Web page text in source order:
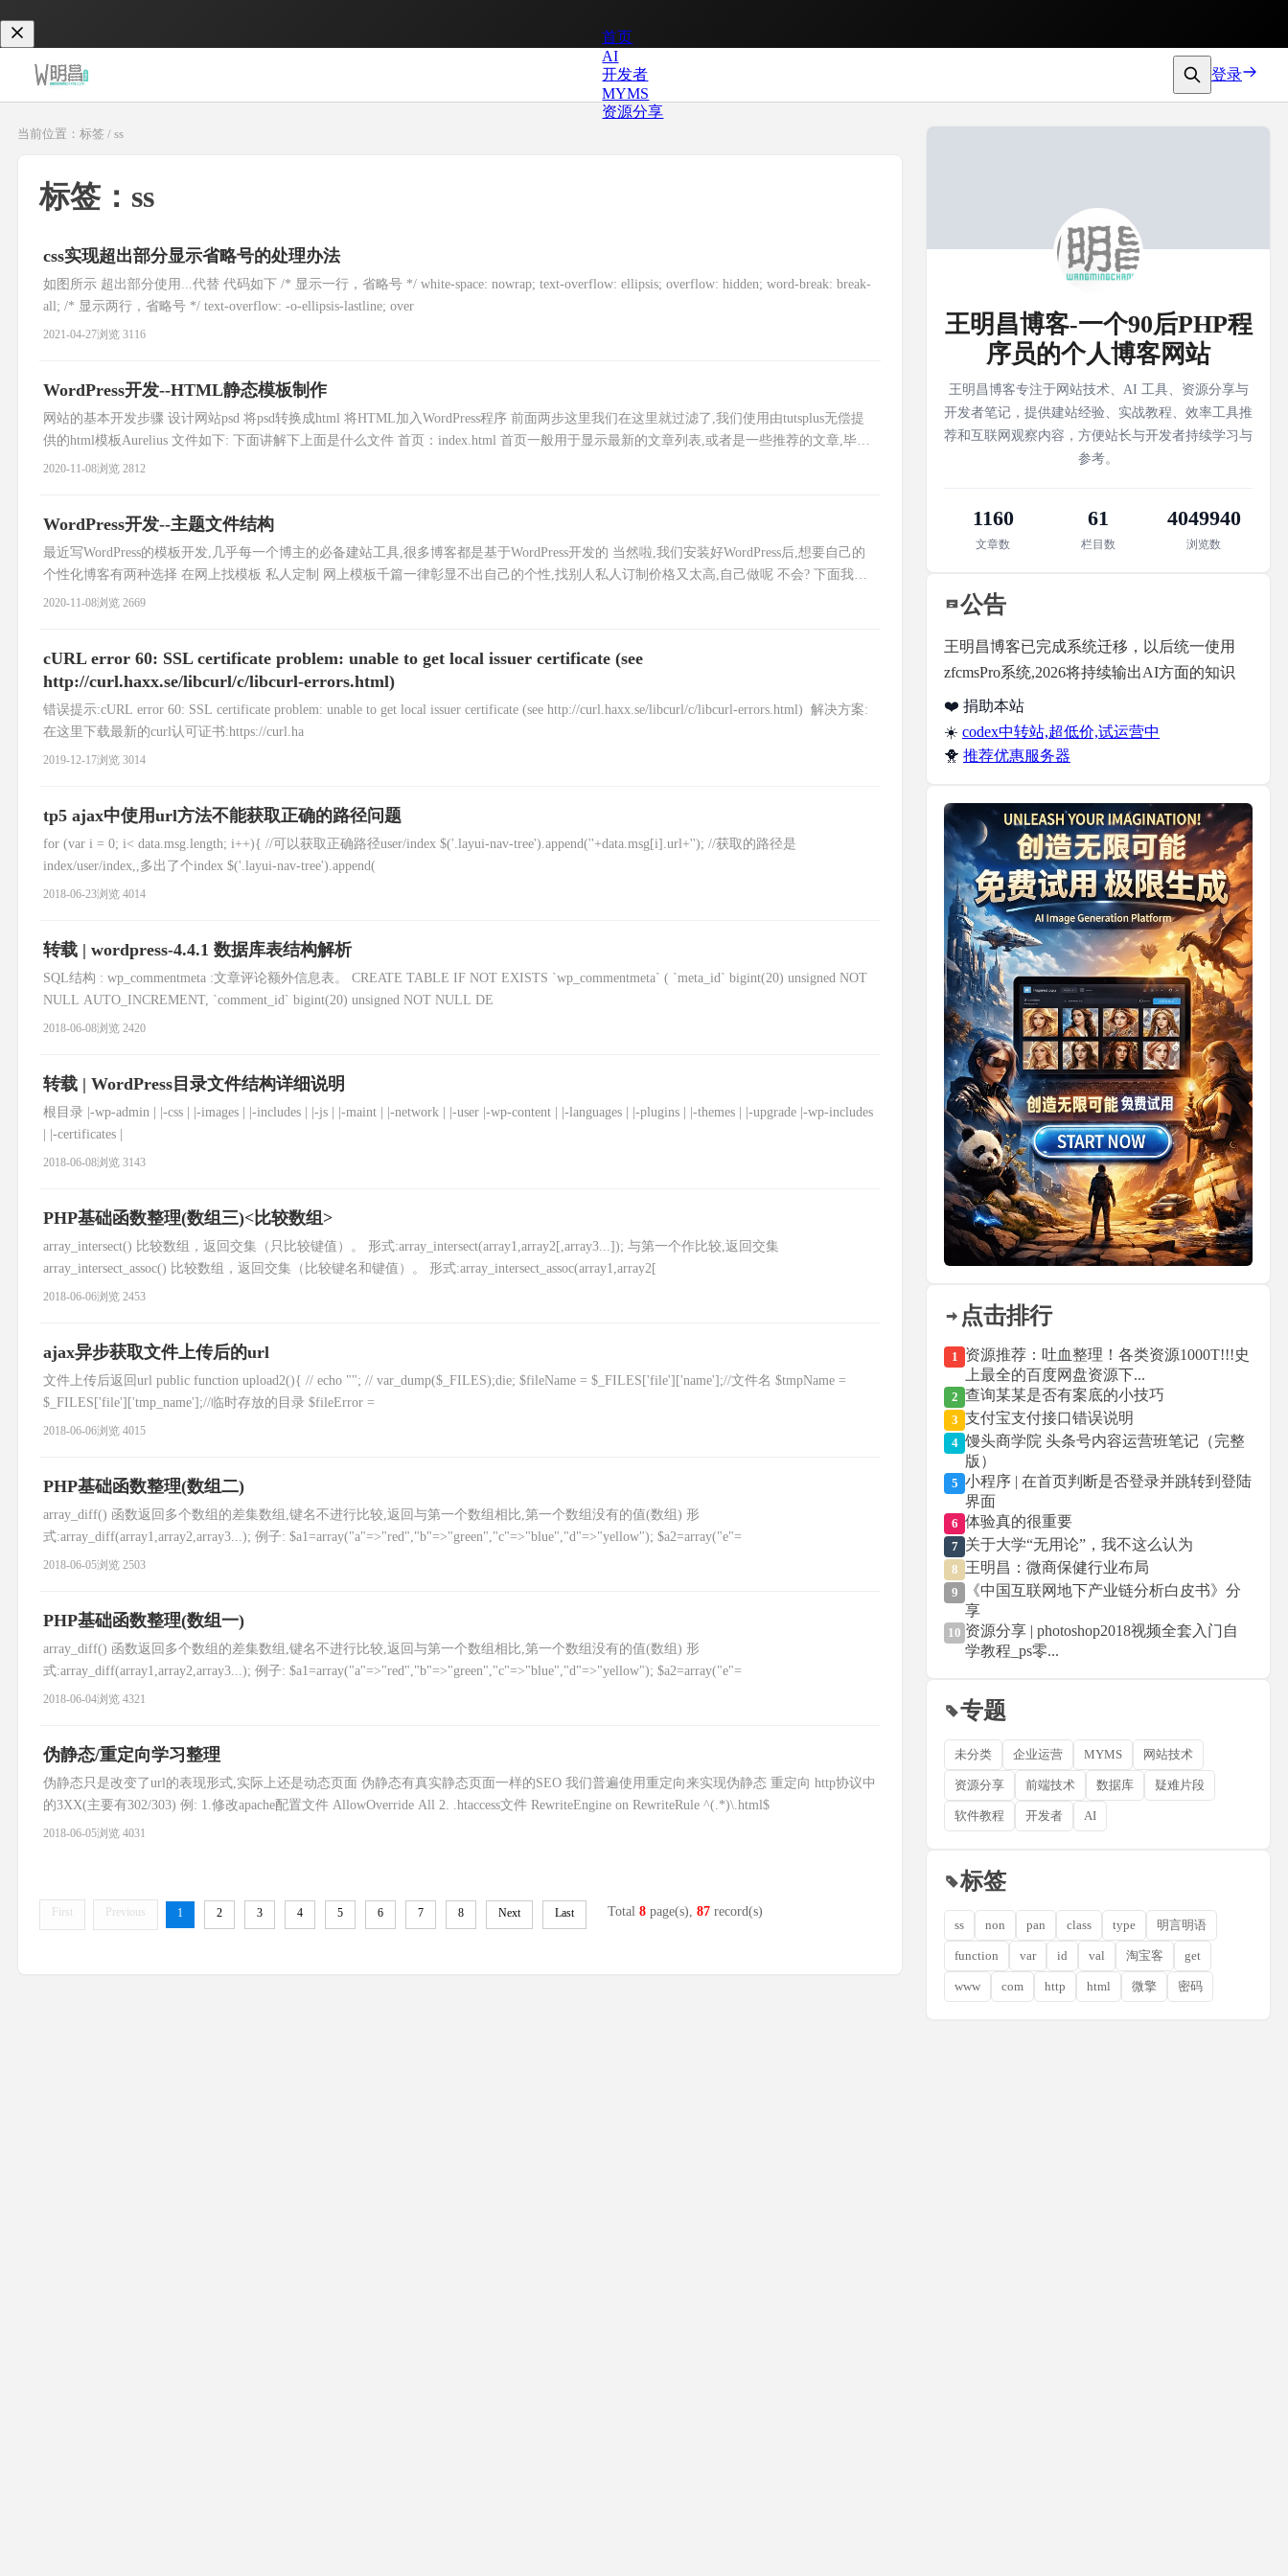
首页
AI
开发者
MYMS
资源分享
登录
当前位置：标签 / ss
标签：ss
css实现超出部分显示省略号的处理办法
如图所示 超出部分使用...代替 代码如下 /* 显示一行，省略号 */ white-space: nowrap; text-overflow: ellipsis; overflow: hidden; word-break: break-
all; /* 显示两行，省略号 */ text-overflow: -o-ellipsis-lastline; over
2021-04-27浏览 3116
WordPress开发--HTML静态模板制作
网站的基本开发步骤 设计网站psd 将psd转换成html 将HTML加入WordPress程序 前面两步这里我们在这里就过滤了,我们使用由tutsplus无偿提
供的html模板Aurelius 文件如下: 下面讲解下上面是什么文件 首页：index.html 首页一般用于显示最新的文章列表,或者是一些推荐的文章,毕竟
用户打开网站第一眼看到的就是首页,这个显
2020-11-08浏览 2812
WordPress开发--主题文件结构
最近写WordPress的模板开发,几乎每一个博主的必备建站工具,很多博客都是基于WordPress开发的 当然啦,我们安装好WordPress后,想要自己的
个性化博客有两种选择 在网上找模板 私人定制 网上模板千篇一律彰显不出自己的个性,找别人私人订制价格又太高,自己做呢 不会? 下面我简
单介绍下学习WordPress的知识储备 做WordPress主题,
2020-11-08浏览 2669
cURL error 60: SSL certificate problem: unable to get local issuer certificate (see
http://curl.haxx.se/libcurl/c/libcurl-errors.html)
错误提示:cURL error 60: SSL certificate problem: unable to get local issuer certificate (see http://curl.haxx.se/libcurl/c/libcurl-errors.html) ￼ 解决方案:
在这里下载最新的curl认可证书:https://curl.ha
2019-12-17浏览 3014
tp5 ajax中使用url方法不能获取正确的路径问题
for (var i = 0; i< data.msg.length; i++){ //可以获取正确路径user/index $('.layui-nav-tree').append(''+data.msg[i].url+''); //获取的路径是
index/user/index,,多出了个index $('.layui-nav-tree').append(
2018-06-23浏览 4014
转载 | wordpress-4.4.1 数据库表结构解析
SQL结构 : wp_commentmeta :文章评论额外信息表。 CREATE TABLE IF NOT EXISTS `wp_commentmeta` ( `meta_id` bigint(20) unsigned NOT
NULL AUTO_INCREMENT, `comment_id` bigint(20) unsigned NOT NULL DE
2018-06-08浏览 2420
转载 | WordPress目录文件结构详细说明
根目录 |-wp-admin | |-css | |-images | |-includes | |-js | |-maint | |-network | |-user |-wp-content | |-languages | |-plugins | |-themes | |-upgrade |-wp-includes
| |-certificates |
2018-06-08浏览 3143
PHP基础函数整理(数组三)<比较数组>
array_intersect() 比较数组，返回交集（只比较键值）。 形式:array_intersect(array1,array2[,array3...]); 与第一个作比较,返回交集
array_intersect_assoc() 比较数组，返回交集（比较键名和键值）。 形式:array_intersect_assoc(array1,array2[
2018-06-06浏览 2453
ajax异步获取文件上传后的url
文件上传后返回url public function upload2(){ // echo ""; // var_dump($_FILES);die; $fileName = $_FILES['file']['name'];//文件名 $tmpName =
$_FILES['file']['tmp_name'];//临时存放的目录 $fileError =
2018-06-06浏览 4015
PHP基础函数整理(数组二)
array_diff() 函数返回多个数组的差集数组,键名不进行比较,返回与第一个数组相比,第一个数组没有的值(数组) 形
式:array_diff(array1,array2,array3...); 例子: $a1=array("a"=>"red","b"=>"green","c"=>"blue","d"=>"yellow"); $a2=array("e"=
2018-06-05浏览 2503
PHP基础函数整理(数组一)
array_diff() 函数返回多个数组的差集数组,键名不进行比较,返回与第一个数组相比,第一个数组没有的值(数组) 形
式:array_diff(array1,array2,array3...); 例子: $a1=array("a"=>"red","b"=>"green","c"=>"blue","d"=>"yellow"); $a2=array("e"=
2018-06-04浏览 4321
伪静态/重定向学习整理
伪静态只是改变了url的表现形式,实际上还是动态页面 伪静态有真实静态页面一样的SEO 我们普遍使用重定向来实现伪静态 重定向 http协议中
的3XX(主要有302/303) 例: 1.修改apache配置文件 AllowOverride All 2. .htaccess文件 RewriteEngine on RewriteRule ^(.*)\.html$
2018-06-05浏览 4031
First Previous 1 2 3 4 5 6 7 8 Next Last Total 8 page(s), 87 record(s)
王明昌博客-一个90后PHP程
序员的个人博客网站
王明昌博客专注于网站技术、AI 工具、资源分享与
开发者笔记，提供建站经验、实战教程、效率工具推
荐和互联网观察内容，方便站长与开发者持续学习与
参考。
1160
文章数
61
栏目数
4049940
浏览数
公告
王明昌博客已完成系统迁移，以后统一使用
zfcmsPro系统,2026将持续输出AI方面的知识
❤️ 捐助本站
☀️ codex中转站,超低价,试运营中
🐥 推荐优惠服务器
点击排行
1 资源推荐：吐血整理！各类资源1000T!!!史
上最全的百度网盘资源下...
2 查询某某是否有案底的小技巧
3 支付宝支付接口错误说明
4 馒头商学院 头条号内容运营班笔记（完整
版）
5 小程序 | 在首页判断是否登录并跳转到登陆
界面
6 体验真的很重要
7 关于大学“无用论”，我不这么认为
8 王明昌：微商保健行业布局
9
《中国互联网地下产业链分析白皮书》分
享
10 资源分享 | photoshop2018视频全套入门自
学教程_ps零...
专题
未分类 企业运营 MYMS 网站技术
资源分享 前端技术 数据库 疑难片段
软件教程 开发者 AI
标签
ss non pan class type 明言明语
function var id val 淘宝客 get
www com http html 微擎 密码